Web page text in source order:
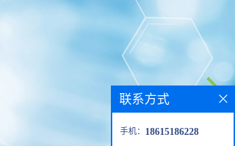
联系方式
手机： 18615186228